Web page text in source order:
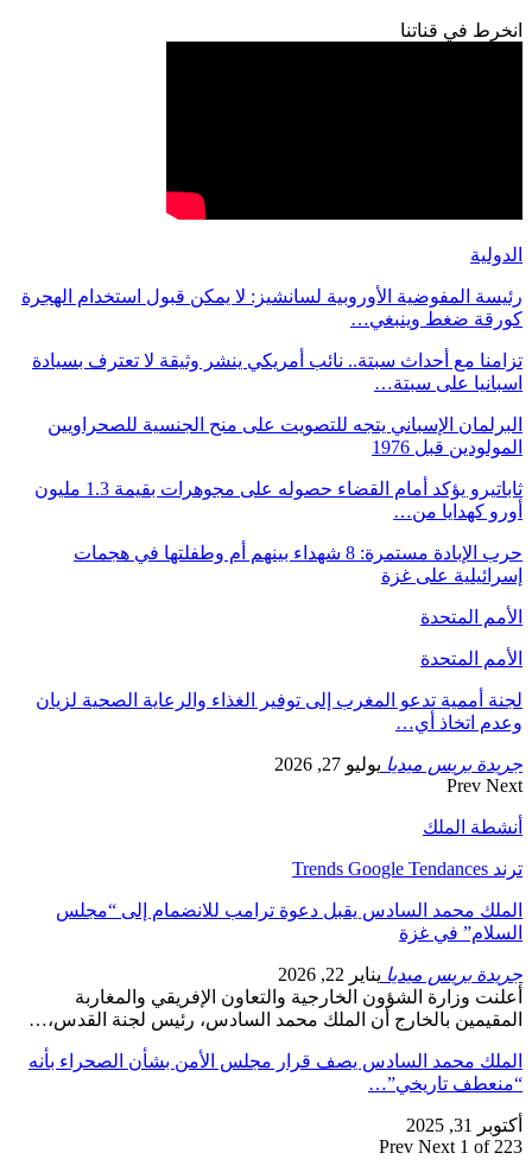
انخرط في قناتنا
الدولية
رئيسة المفوضية الأوروبية لسانشيز: لا يمكن قبول استخدام الهجرة
كورقة ضغط وينبغي…
تزامنا مع أحداث سبتة.. نائب أمريكي ينشر وثيقة لا تعترف بسيادة
اسبانيا على سبتة…
البرلمان الإسباني يتجه للتصويت على منح الجنسية للصحراويين
المولودين قبل 1976
ثاباتيرو يؤكد أمام القضاء حصوله على مجوهرات بقيمة 1.3 مليون
أورو كهدايا من…
حرب الإبادة مستمرة: 8 شهداء بينهم أم وطفلتها في هجمات
إسرائيلية على غزة
الأمم المتحدة
الأمم المتحدة
لجنة أممية تدعو المغرب إلى توفير الغذاء والرعاية الصحية لزيان
وعدم اتخاذ أي…
جريدة بريس ميديا يوليو 27, 2026
Prev Next
أنشطة الملك
ترند Trends Google Tendances
الملك محمد السادس يقبل دعوة ترامب للانضمام إلى “مجلس
السلام” في غزة
جريدة بريس ميديا يناير 22, 2026
أعلنت وزارة الشؤون الخارجية والتعاون الإفريقي والمغاربة
المقيمين بالخارج أن الملك محمد السادس، رئيس لجنة القدس،…
الملك محمد السادس يصف قرار مجلس الأمن بشأن الصحراء بأنه
“منعطف تاريخي”…
أكتوبر 31, 2025
Prev Next 1 of 223